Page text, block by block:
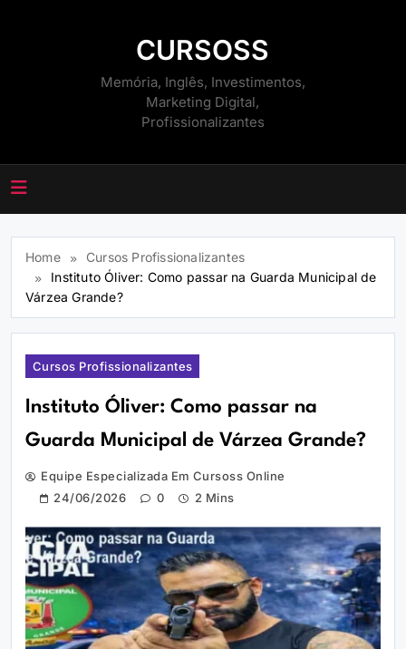
CURSOSS
Memória, Inglês, Investimentos,
Marketing Digital,
Profissionalizantes
Home
Cursos Profissionalizantes
Instituto Óliver: Como passar na Guarda Municipal de
Várzea Grande?
Cursos Profissionalizantes
Instituto Óliver: Como passar na
Guarda Municipal de Várzea Grande?
Equipe Especializada Em Cursoss Online
24/06/2026
0 2 Mins